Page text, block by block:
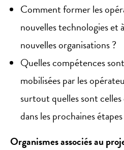
Comment former les
nouvelles technologies et
nouvelles organisations ?
Quelles compétences
mobilisées par les
surtout quelles sont
dans les prochaines
Organismes associés au